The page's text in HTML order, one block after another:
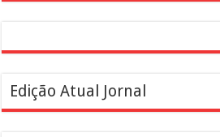
Edição Atual Jornal